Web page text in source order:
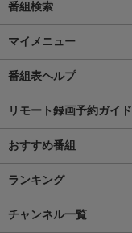
番組検索
マイメニュー
番組表ヘルプ
リモート録画予約ガイド
おすすめ番組
ランキング
チャンネル一覧